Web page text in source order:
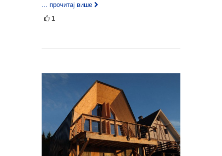
... прочитај више
1